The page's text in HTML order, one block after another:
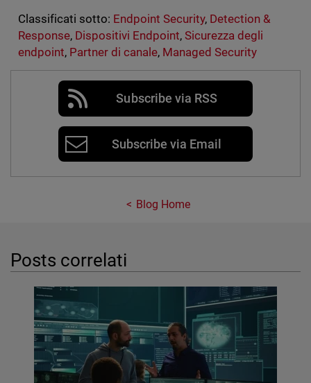
Classificati sotto: Endpoint Security, Detection &
Response, Dispositivi Endpoint,Sicurezza degli
endpoint, Partner di canale, Managed Security
Subscribe via RSS
Subscribe via Email
Blog Home
Posts correlati